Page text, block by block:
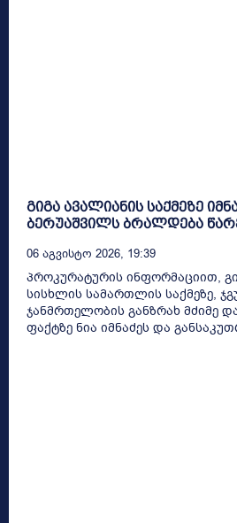
გიგა ავალიანის საქმეზე
ბერუაშვილს ბრალდება
06 Აგვისტო 2026, 19:39
პროკურატურის ინფორმაციით,
სისხლის სამართლის საქმეზე,
ჯანმრთელობის განზრახ მძიმე
ფაქტზე ნია იმნაძეს და